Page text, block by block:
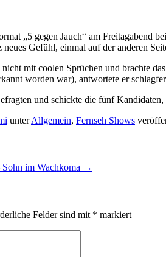
„5 gegen Jauch“ am Freitagabend
Gefühl, einmal auf der anderen
mit coolen Sprüchen und brachte
worden war), antwortete er
und schickte die fünf
unterAllgemein, Fernseh Shows
im Wachkoma →
Felder sind mit * markiert